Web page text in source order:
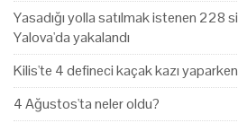
Yasadığı yolla satılmak istenen 228
Yalova'da yakalandı
Kilis'te 4 defineci kaçak kazı
4 Ağustos'ta neler oldu?